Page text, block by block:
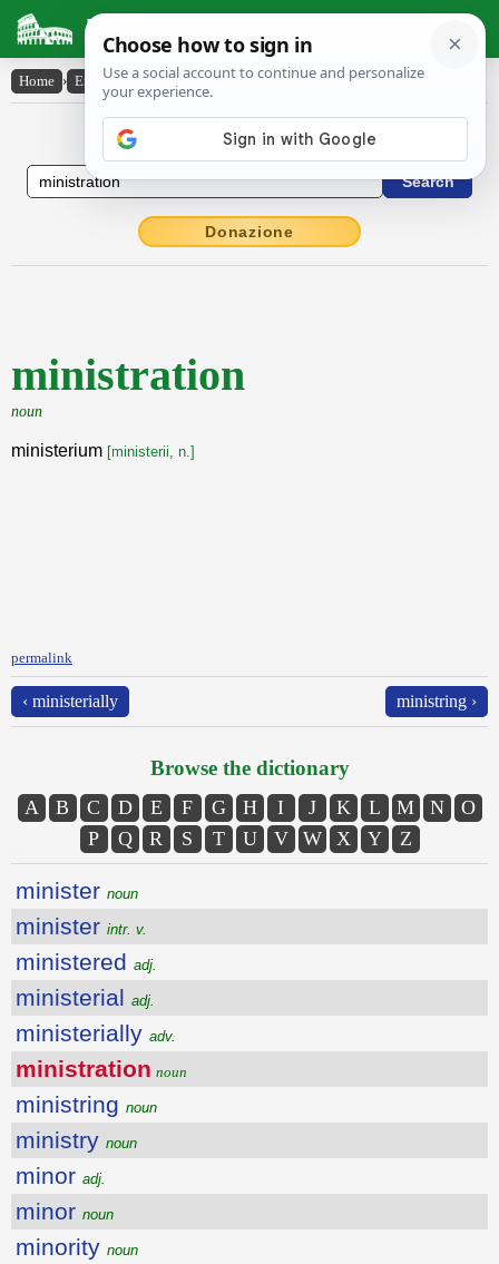
Latin Dictionary
Home › English-Latin › ministration
English to Latin Dictionary
Donazione
ministration
noun
ministerium [ministerii, n.]
permalink
‹ ministerially ministring ›
Browse the dictionary
A B C D E F G H I J K L M N
O
P
Q R S T U V W X Y Z
minister noun
minister intr. v.
ministered adj.
ministerial adj.
ministerially adv.
ministration noun
ministring noun
ministry noun
minor adj.
minor noun
minority noun